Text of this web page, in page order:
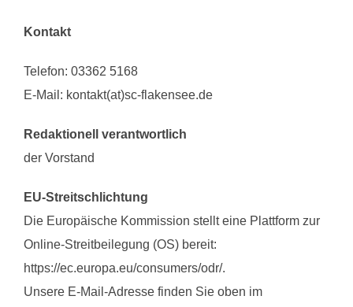
Kontakt
Telefon: 03362 5168
E-Mail: kontakt(at)sc-flakensee.de
Redaktionell verantwortlich
der Vorstand
EU-Streitschlichtung
Die Europäische Kommission stellt eine Plattform zur
Online-Streitbeilegung (OS) bereit:
https://ec.europa.eu/consumers/odr/.
Unsere E-Mail-Adresse finden Sie oben im